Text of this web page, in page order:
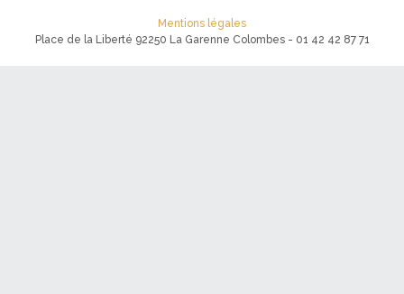
Mentions légales
Place de la Liberté 92250 La Garenne Colombes - 01 42 42 87 71